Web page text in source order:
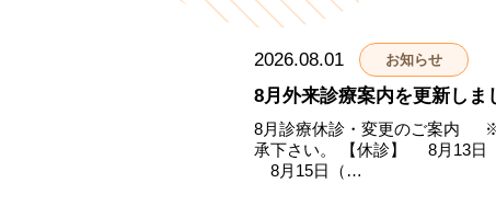
2026.08.01 お知らせ
8月外来診療案内を更新しま
8月診療休診・変更のご案内
承下さい。 【休診】 8月13
8月15日（…